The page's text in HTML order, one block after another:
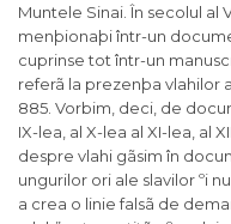
Muntele Sinai. În secolul al
menþionaþi într-un
cuprinse tot într-un
referã la prezenþa vlahilor
885. Vorbim, deci, de
IX-lea, al X-lea al XI-lea, al
despre vlahi gãsim în
ungurilor ori ale slavilor ºi
a crea o linie falsã de